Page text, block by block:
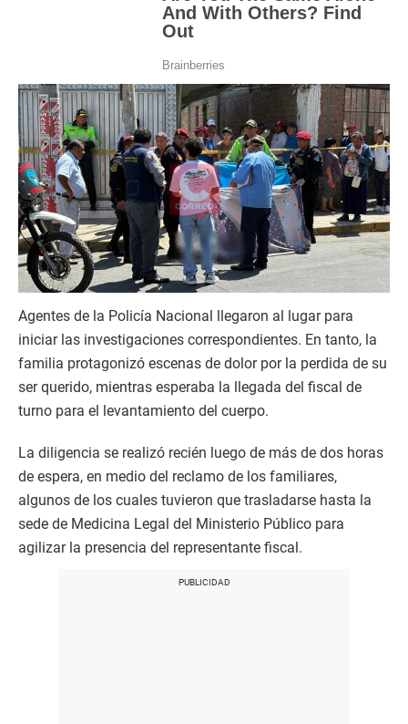
Agentes de la Policía Nacional llegaron al lugar para
iniciar las investigaciones correspondientes. En tanto, la
familia protagonizó escenas de dolor por la perdida de su
ser querido, mientras esperaba la llegada del fiscal de
turno para el levantamiento del cuerpo.
La diligencia se realizó recién luego de más de dos horas
de espera, en medio del reclamo de los familiares,
algunos de los cuales tuvieron que trasladarse hasta la
sede de Medicina Legal del Ministerio Público para
agilizar la presencia del representante fiscal.